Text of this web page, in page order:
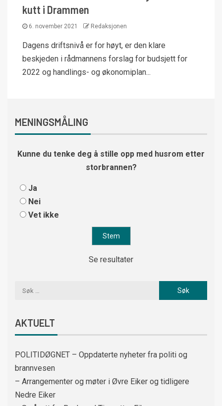
kutt i Drammen
6. november 2021 Redaksjonen
Dagens driftsnivå er for høyt, er den klare
beskjeden i rådmannens forslag for budsjett for
2022 og handlings- og økonomiplan...
MENINGSMÅLING
Kunne du tenke deg å stille opp med husrom etter
storbrannen?
Ja
Nei
Vet ikke
Se resultater
AKTUELT
POLITIDØGNET – Oppdaterte nyheter fra politi og
brannvesen
– Arrangementer og møter i Øvre Eiker og tidligere
Nedre Eiker